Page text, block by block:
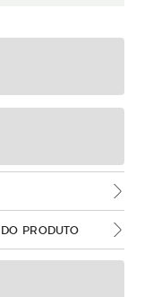
PRODUTO